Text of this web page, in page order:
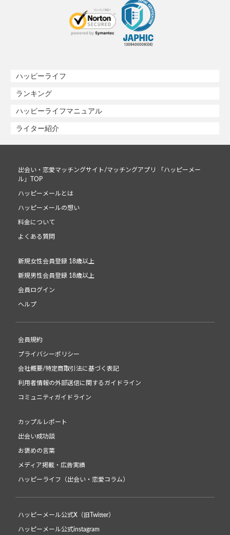
ハッピーライフ
ランキング
ハッピーライフマニュアル
ライター紹介
出会い・恋愛マッチングサイト/マッチングアプリ 「ハッピーメー
ル」TOP
ハッピーメールとは
ハッピーメールの想い
料金について
よくある質問
新規女性会員登録 18歳以上
新規男性会員登録 18歳以上
会員ログイン
ヘルプ
会員規約
プライバシーポリシー
会社概要/特定商取引法に基づく表記
利用者情報の外部送信に関するガイドライン
コミュニティガイドライン
カップルレポート
出会い成功談
お褒めの言葉
メディア掲載・広告実績
ハッピーライフ（出会い・恋愛コラム）
ハッピーメール公式X（旧Twitter）
ハッピーメール公式instagram